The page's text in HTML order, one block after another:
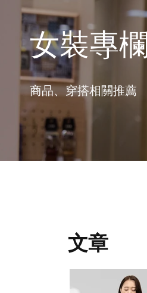
女裝專欄
商品、穿搭相關推薦
文章